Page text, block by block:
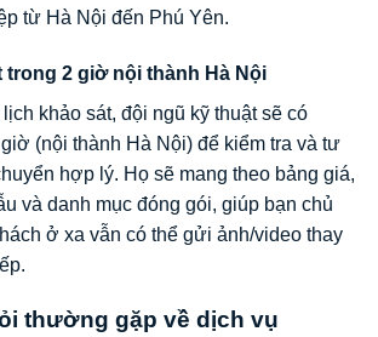
từ Hà Nội đến Phú Yên.
trong 2 giờ nội thành Hà Nội
khảo sát, đội ngũ kỹ thuật sẽ có
(nội thành Hà Nội) để kiểm tra và tư
hợp lý. Họ sẽ mang theo bảng giá,
và danh mục đóng gói, giúp bạn chủ
ở xa vẫn có thể gửi ảnh/video thay
thường gặp về dịch vụ